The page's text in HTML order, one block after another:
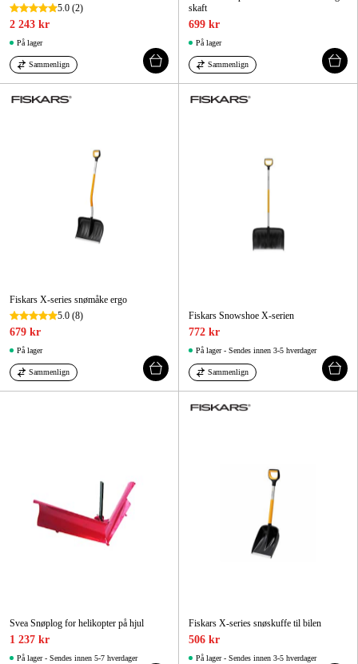
5.0 (2)
2 243 kr
På lager
Sammenlign
skaft
699 kr
På lager
Sammenlign
Fiskars X-series snømåke ergo
5.0 (8)
679 kr
På lager
Sammenlign
Fiskars Snowshoe X-serien
772 kr
På lager - Sendes innen 3-5 hverdager
Sammenlign
Svea Snøplog for helikopter på hjul
1 237 kr
På lager - Sendes innen 5-7 hverdager
Fiskars X-series snøskuffe til bilen
506 kr
På lager - Sendes innen 3-5 hverdager